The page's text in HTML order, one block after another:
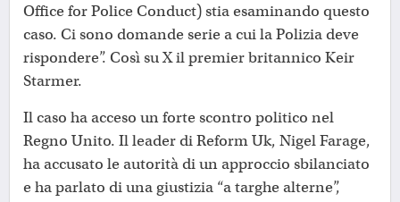
Office for Police Conduct) stia esaminando questo
caso. Ci sono domande serie a cui la Polizia deve
rispondere”. Così su X il premier britannico Keir
Starmer.
Il caso ha acceso un forte scontro politico nel
Regno Unito. Il leader di Reform Uk, Nigel Farage,
ha accusato le autorità di un approccio sbilanciato
e ha parlato di una giustizia “a targhe alterne”,